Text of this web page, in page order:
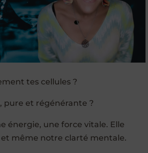
tes cellules ?
pure et régénérante ?
énergie, une force vitale. Elle
même notre clarté mentale.